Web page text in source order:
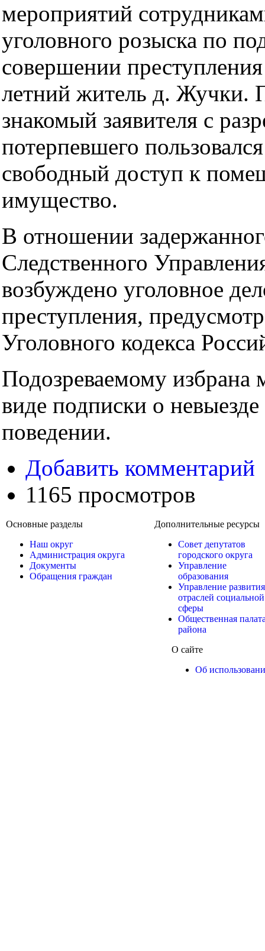
мероприятий
уголовного розыска по
совершении
летний житель д. Жучки.
знакомый заявителя с
потерпевшего
свободный доступ к
имущество.
В отношении
Следственного
возбуждено уголовное
преступления,
Уголовного кодекса
Подозреваемому избрана
виде подписки о
поведении.
Добавить комментарий
1165 просмотров
Основные разделы
Наш округ
Администрация округа
Документы
Обращения граждан
Дополнительные ресурсы
Совет депутатов
городского округа
Управление
образования
Управление развития
отраслей социальной
сферы
Общественная
района
О сайте
Об